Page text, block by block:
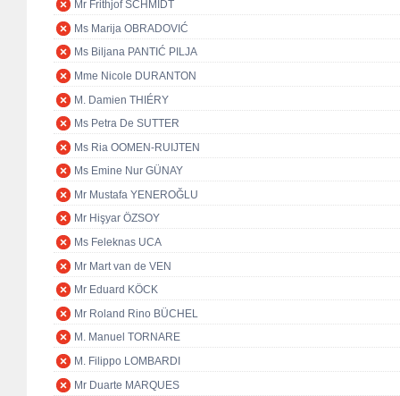
Mr Frithjof SCHMIDT
Ms Marija OBRADOVIĆ
Ms Biljana PANTIĆ PILJA
Mme Nicole DURANTON
M. Damien THIÉRY
Ms Petra De SUTTER
Ms Ria OOMEN-RUIJTEN
Ms Emine Nur GÜNAY
Mr Mustafa YENEROĞLU
Mr Hişyar ÖZSOY
Ms Feleknas UCA
Mr Mart van de VEN
Mr Eduard KÖCK
Mr Roland Rino BÜCHEL
M. Manuel TORNARE
M. Filippo LOMBARDI
Mr Duarte MARQUES